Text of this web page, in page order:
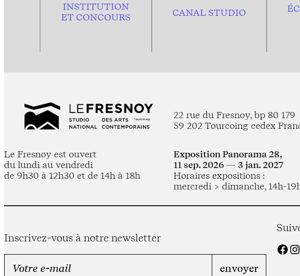
INSTITUTION
ET CONCOURS
CANAL STUDIO
22 rue du Fresnoy, bp 80 179
59 202 Tourcoing cedex
Le Fresnoy est ouvert
du lundi au vendredi
de 9h30 à 12h30 et de 14h à 18h
Exposition Panorama 28,
11 sep. 2026 — 3 jan. 2027
Horaires expositions :
mercredi > dimanche, 14h-
Inscrivez-vous à notre newsletter
Facebook Instagram